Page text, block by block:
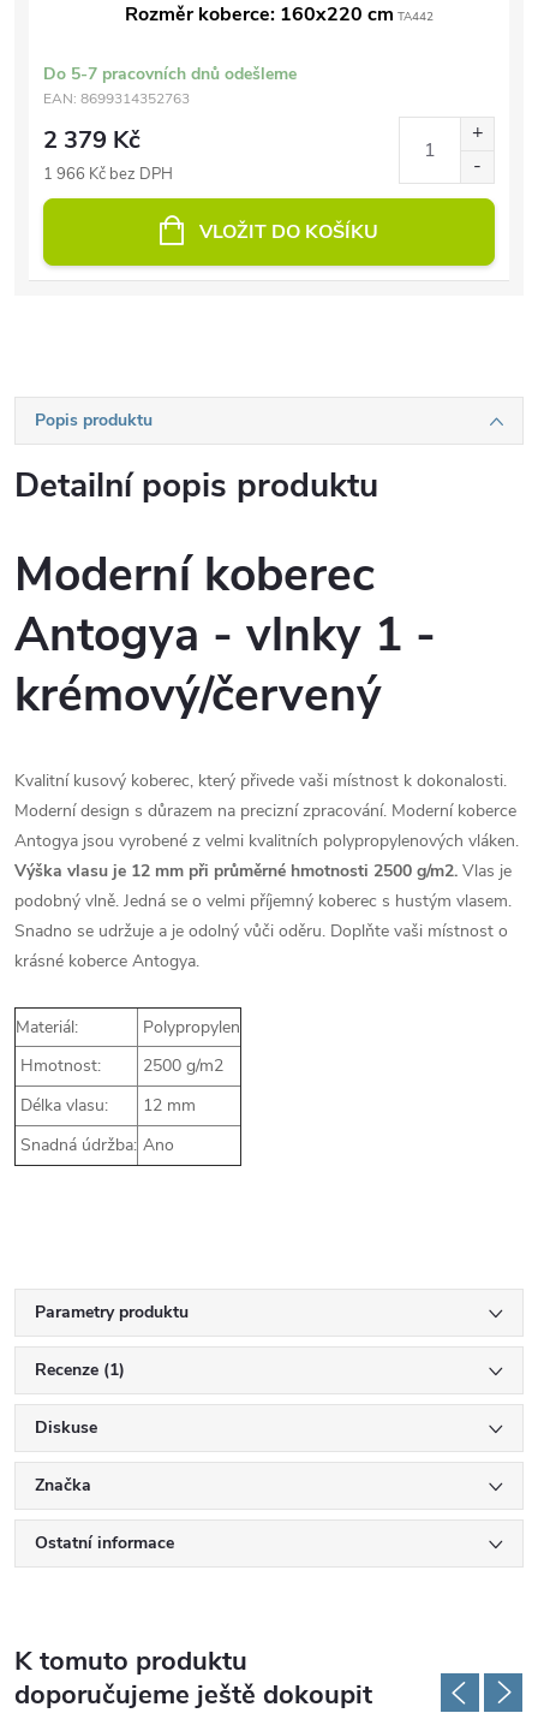
Rozměr koberce: 160x220 cm TA442
Do 5-7 pracovních dnů odešleme
EAN: 8699314352763
2 379 Kč
1 966 Kč bez DPH
VLOŽIT DO KOŠÍKU
Popis produktu
Detailní popis produktu
Moderní koberec
Antogya - vlnky 1 -
krémový/červený
Kvalitní kusový koberec, který přivede vaši místnost k dokonalosti.
Moderní design s důrazem na precizní zpracování. Moderní koberce
Antogya jsou vyrobené z velmi kvalitních polypropylenových vláken.
Výška vlasu je 12 mm při průměrné hmotnosti 2500 g/m2. Vlas je
podobný vlně. Jedná se o velmi příjemný koberec s hustým vlasem.
Snadno se udržuje a je odolný vůči oděru. Doplňte vaši místnost o
krásné koberce Antogya.
Materiál:
Polypropylen
Hmotnost:
2500 g/m2
Délka vlasu:
12 mm
Snadná údržba: Ano
Parametry produktu
Recenze (1)
Diskuse
Značka
Ostatní informace
K tomuto produktu
doporučujeme ještě dokoupit